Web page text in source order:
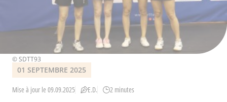
01 SEPTEMBRE 2025
Mise à jour le 09.09.2025 E.D. 2 minutes
Crédits
© SDTT93